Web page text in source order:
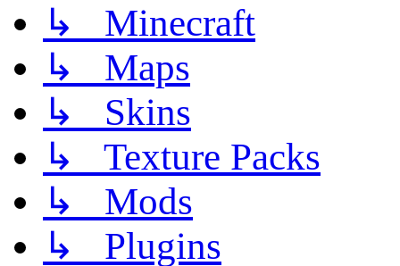
↳ Minecraft
↳ Maps
↳ Skins
↳ Texture Packs
↳ Mods
↳ Plugins